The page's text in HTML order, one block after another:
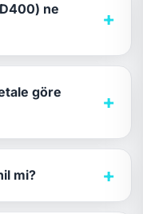
D400) ne
+
göre
+
mi? +